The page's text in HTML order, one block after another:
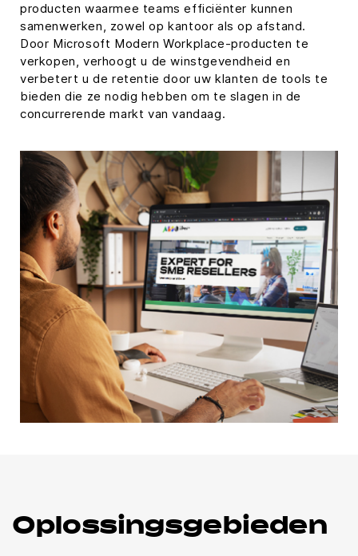
producten waarmee teams efficiënter kunnen
samenwerken, zowel op kantoor als op afstand.
Door Microsoft Modern Workplace-producten te
verkopen, verhoogt u de winstgevendheid en
verbetert u de retentie door uw klanten de tools te
bieden die ze nodig hebben om te slagen in de
concurrerende markt van vandaag.
Oplossingsgebieden